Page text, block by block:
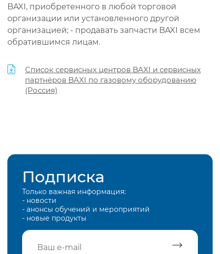
BAXI, приобретенного в любой торговой
организации или установленного другой
организацией; - продавать запчасти BAXI всем
обратившимся лицам.
Список сервисных центров BAXI и сервисных
партнёров BAXI по газовому оборудованию
(Россия)
Подписка
Только важная информация:
- новости
- анонсы обучений и мероприятий
- новые продукты